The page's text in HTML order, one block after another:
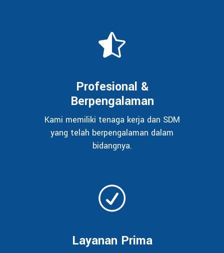
Profesional &
Berpengalaman
Kami memiliki tenaga kerja dan SDM
yang telah berpengalaman dalam
bidangnya.
Layanan Prima